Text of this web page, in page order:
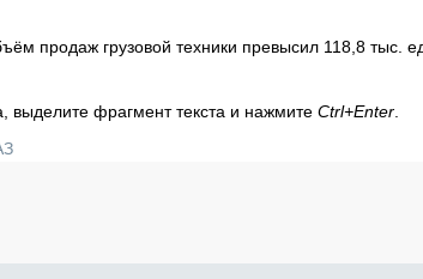
продаж грузовой техники превысил 118,8 тыс.
выделите фрагмент текста и нажмите Ctrl+Enter